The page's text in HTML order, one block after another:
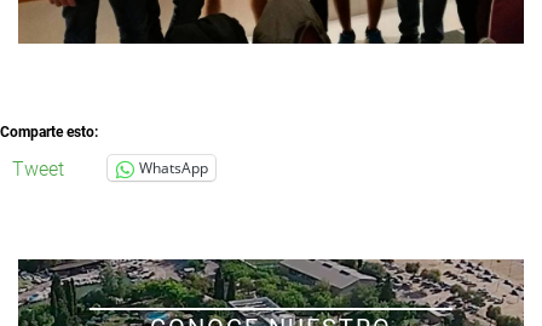
Comparte esto:
Tweet WhatsApp